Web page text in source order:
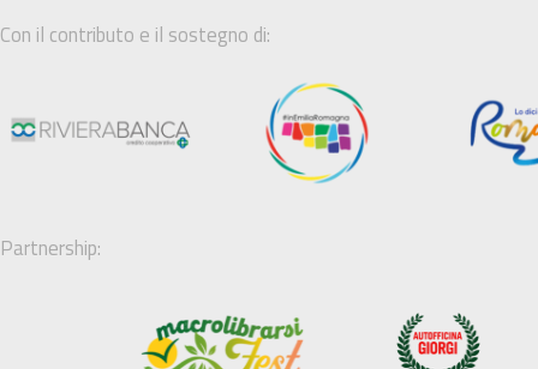
Con il contributo e il sostegno di:
Partnership: